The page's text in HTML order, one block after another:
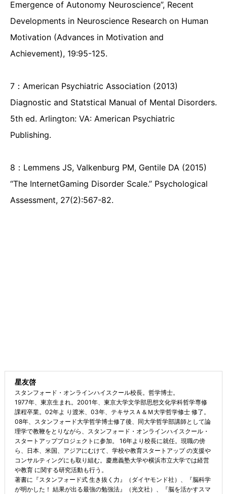
Emergence of Autonomy Neuroscience”, Recent
Developments in Neuroscience Research on Human
Motivation (Advances in Motivation and
Achievement), 19:95-125.
7：American Psychiatric Association (2013)
Diagnostic and Statstical Manual of Mental Disorders.
5th ed. Arlington: VA: American Psychiatric
Publishing.
8：Lemmens JS, Valkenburg PM, Gentile DA (2015)
“The InternetGaming Disorder Scale.” Psychological
Assessment, 27(2):567-82.
星友啓
スタンフォード・オンラインハイスクール校長。哲学博士。
1977年、東京生まれ。2001年、東京大学文学部思想文化学科哲学専修
課程卒業。02年よ り渡米、03年、テキサスＡ＆Ｍ大学哲学修士 修了。
08年、スタンフォード大学哲学博士修了後、同大学哲学部講師として論
理学で教鞭をとりながら、スタンフォード・オンラインハイスクール・
スタートアッププロジェクトに参加。 16年より校長に就任。現職の傍
ら、日本、米国、アジアにむけて、学校や教育スタートアップ の支援や
コンサルティングにも取り組む。慶應義塾大学や横浜市立大学では経営
や教育 に関する研究活動も行う。
著書に『スタンフォード式 生き抜く力』（ダイヤモンド社）、『脳科学
が明かした！ 結果が出る最強の勉強法』（光文社）、『脳を活かすスマ